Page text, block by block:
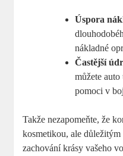
Úspora
nákladné
Častější
můžete
pomoci v
Takže nezapomeňte, že
kosmetikou, ale důležitým
zachování krásy vašeho